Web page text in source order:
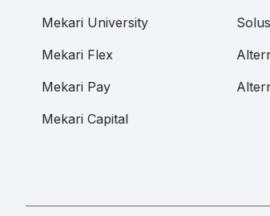
Mekari University
Mekari Flex
Mekari Pay
Mekari Capital